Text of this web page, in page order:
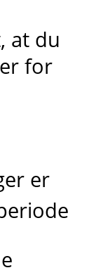
at du
for
er